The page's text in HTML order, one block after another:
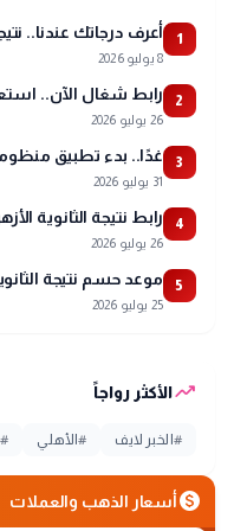
1 أعرف درجاتك عندنا.. نتيجة الدبلومات
8 يوليو 2026
2 رابط شغال الآن.. استعلم عن نتيجة
26 يوليو 2026
3 غدًا.. بدء تطبيق
31 يوليو 2026
4 رابط نتيجة الثانوية الأزهرية 2026 برقم الجلوس.. موعد المؤتمر الصحفي وتفاصيل
26 يوليو 2026
5 موعد حسم نتيجة الثانوية العامة 2026 وحقيقة
25 يوليو 2026
trending_upالأكثر رواجاً
# الخبر لايف #الأهلي #
monetization_onأسعار الذهب والعملات